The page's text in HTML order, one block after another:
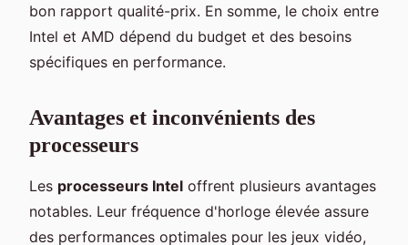
bon rapport qualité-prix. En somme, le choix entre
Intel et AMD dépend du budget et des besoins
spécifiques en performance.
Avantages et inconvénients des
processeurs
Les processeurs Intel offrent plusieurs avantages
notables. Leur fréquence d'horloge élevée assure
des performances optimales pour les jeux vidéo,